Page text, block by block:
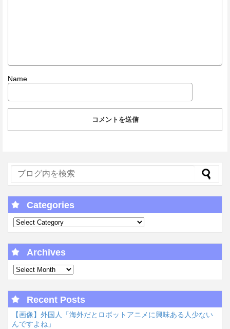
Name
Categories
Archives
Recent Posts
【画像】外国人「海外だとロボットアニメに興味ある人少ない
んですよね」